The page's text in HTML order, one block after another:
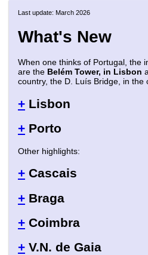
Last update: March 2026
What's New
When one thinks of Portugal, the
are the Belém Tower, in Lisbon
country, the D. Luís Bridge, in the
+ Lisbon
+ Porto
Other highlights:
+ Cascais
+ Braga
+ Coimbra
+ V.N. de Gaia